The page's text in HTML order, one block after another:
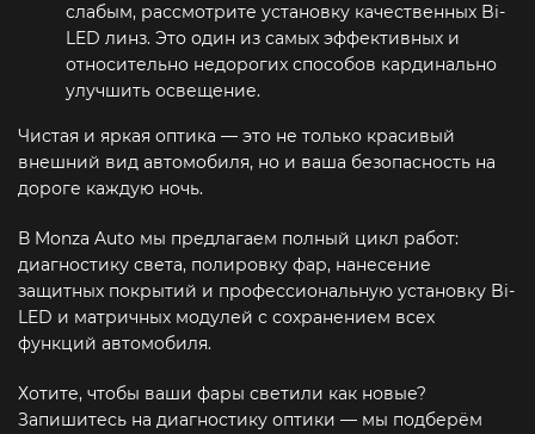
слабым, рассмотрите установку качественных Bi-
LED линз. Это один из самых эффективных и
относительно недорогих способов кардинально
улучшить освещение.
Чистая и яркая оптика — это не только красивый
внешний вид автомобиля, но и ваша безопасность на
дороге каждую ночь.
В Monza Auto мы предлагаем полный цикл работ:
диагностику света, полировку фар, нанесение
защитных покрытий и профессиональную установку Bi-
LED и матричных модулей с сохранением всех
функций автомобиля.
Хотите, чтобы ваши фары светили как новые?
Запишитесь на диагностику оптики — мы подберём